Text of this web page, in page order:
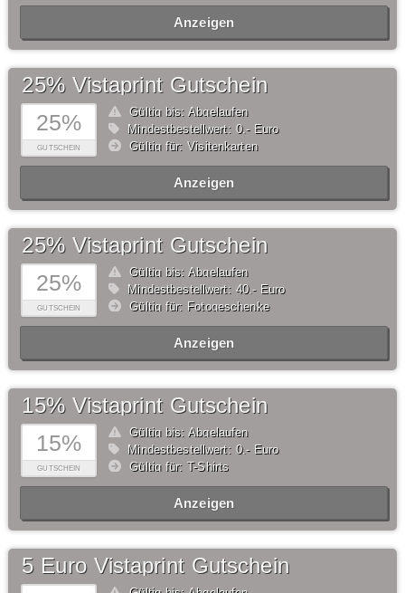
Anzeigen
25%
GUTSCHEIN
25% Vistaprint Gutschein
Gültig bis: Abgelaufen
Mindestbestellwert: 0,- Euro
Gültig für: Visitenkarten
Anzeigen
25%
GUTSCHEIN
25% Vistaprint Gutschein
Gültig bis: Abgelaufen
Mindestbestellwert: 40,- Euro
Gültig für: Fotogeschenke
Anzeigen
15%
GUTSCHEIN
15% Vistaprint Gutschein
Gültig bis: Abgelaufen
Mindestbestellwert: 0,- Euro
Gültig für: T-Shirts
Anzeigen
5 Euro Vistaprint Gutschein